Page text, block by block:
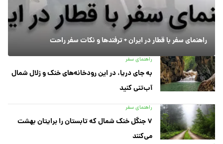
راهنمای سفر با قطار در ایران + ترفندها و نکات سفر راحت
راهنمای سفر
به جای دریا، در این رودخانه‌های خنک و زلال شمال
آب‌تنی کنید
راهنمای سفر
۷ جنگل خنک شمال که تابستان را برایتان بهشت
می‌کنند